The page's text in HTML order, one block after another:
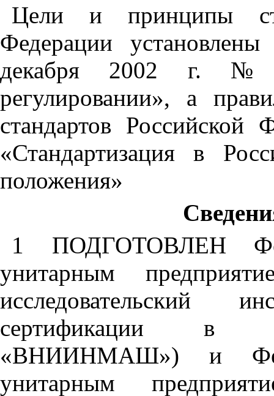
Цели
и принципы
Федерации
установлены
декабря 2002 г.
регулировании», а
стандартов
Российской
«Стандартизация
в
положения»
1 ПОДГОТОВЛЕН
унитарным
исследовательский
сертификации
в
«ВНИИНМАШ») и
унитарным